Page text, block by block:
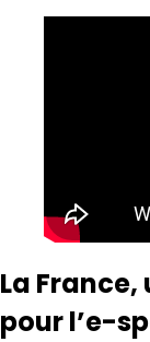
La
pour l’e-